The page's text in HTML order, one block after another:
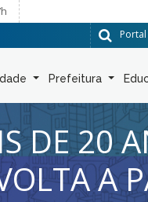
Prefeitura
DE 20
A